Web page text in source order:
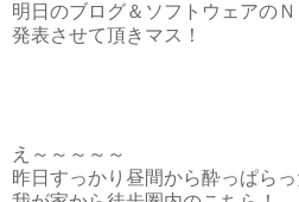
明日のブログ＆ソフトウェアの
発表させて頂きマス！
え～～～～～
昨日すっかり昼間から酔っぱら